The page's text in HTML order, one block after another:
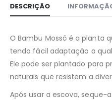
DESCRIÇÃO
O Bambu Mossô é a planta
tendo fácil adaptação a
Ele pode ser plantado para
naturais que resistem a
Após usar a escova,